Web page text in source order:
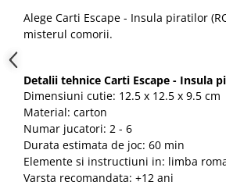
Alege Carti Escape - Insula piratilor
misterul comorii.
Detalii tehnice Carti Escape - Insula
Dimensiuni cutie: 12.5 x 12.5 x 9.5 cm
Material: carton
Numar jucatori: 2 - 6
Durata estimata de joc: 60 min
Elemente si instructiuni in: limba
Varsta recomandata: +12 ani